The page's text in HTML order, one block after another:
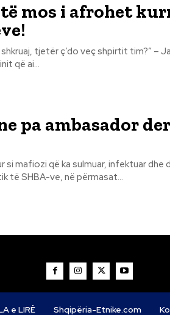
mos i afrohet
që ai...
pa ambasador
të SHBA-ve, në përmasat...
e LIRË Shqipëria-Etnike.com